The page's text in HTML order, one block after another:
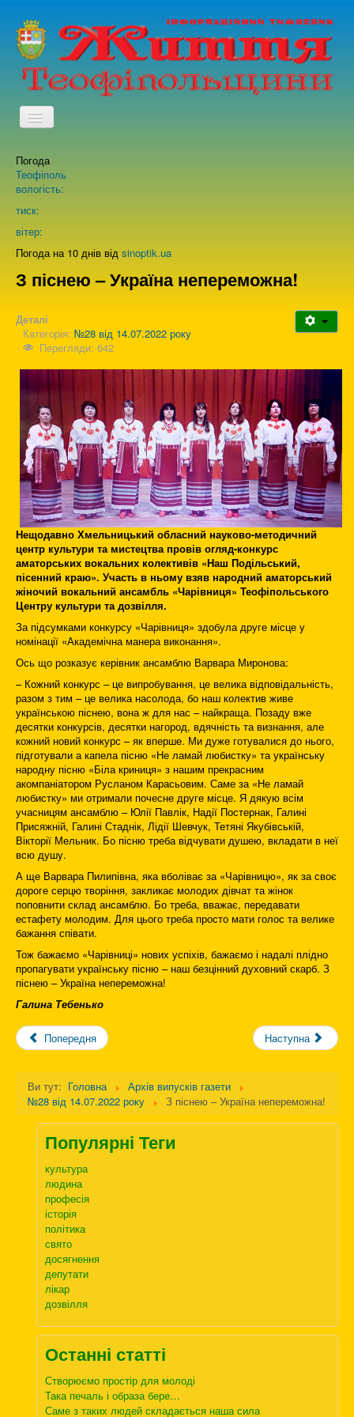
TPL_PROTOSTAR_TOGGLE_MENU
Про нас
Зворотній зв'язок
Погода
Теофіполь
вологість:
тиск:
вітер:
Погода на 10 днів від sinoptik.ua
З піснею – Україна непереможна!
Деталі
Категорія: №28 від 14.07.2022 року
Перегляди: 642
Нещодавно Хмельницький обласний науково-методичний
центр культури та мистецтва провів огляд-конкурс
аматорських вокальних колективів «Наш Подільський,
пісенний краю». Участь в ньому взяв народний аматорський
жіночий вокальний ансамбль «Чарівниця» Теофіпольського
Центру культури та дозвілля.
За підсумками конкурсу «Чарівниця» здобула друге місце у
номінації «Академічна манера виконання».
Ось що розказує керівник ансамблю Варвара Миронова:
– Кожний конкурс – це випробування, це велика відповідальність,
разом з тим – це велика насолода, бо наш колектив живе
українською піснею, вона ж для нас – найкраща. Позаду вже
десятки конкурсів, десятки нагород, вдячність та визнання, але
кожний новий конкурс – як вперше. Ми дуже готувалися до нього,
підготували а капела пісню «Не ламай любистку» та українську
народну пісню «Біла криниця» з нашим прекрасним
акомпаніатором Русланом Карасьовим. Саме за «Не ламай
любистку» ми отримали почесне друге місце. Я дякую всім
учасницям ансамблю – Юлії Павлік, Надії Постернак, Галині
Присяжній, Галині Стаднік, Лідії Шевчук, Тетяні Якубівській,
Вікторії Мельник. Бо пісню треба відчувати душею, вкладати в неї
всю душу.
А ще Варвара Пилипівна, яка вболіває за «Чарівницю», як за своє
дороге серцю творіння, закликає молодих дівчат та жінок
поповнити склад ансамблю. Бо треба, вважає, передавати
естафету молодим. Для цього треба просто мати голос та велике
бажання співати.
Тож бажаємо «Чарівниці» нових успіхів, бажаємо і надалі плідно
пропагувати українську пісню – наш безцінний духовний скарб. З
піснею – Україна непереможна!
Галина Тебенько
Попередня Наступна
Ви тут: Головна
Архів випусків газети
№28 від 14.07.2022 року
З піснею – Україна непереможна!
Популярні Теги
культура
людина
професія
історія
політика
свято
досягнення
депутати
лікар
дозвілля
Останні статті
Створюємо простір для молоді
Така печаль і образа бере…
Саме з таких людей складається наша сила